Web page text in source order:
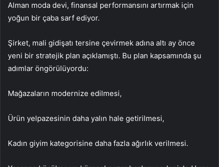
Alman moda devi, finansal performansını artırmak için
yoğun bir çaba sarf ediyor.
Şirket, mali gidişatı tersine çevirmek adına altı ay önce
yeni bir stratejik plan açıklamıştı. Bu plan kapsamında şu
adımlar öngörülüyordu:
Mağazaların modernize edilmesi,
Ürün yelpazesinin daha yalın hale getirilmesi,
Kadın giyim kategorisine daha fazla ağırlık verilmesi.